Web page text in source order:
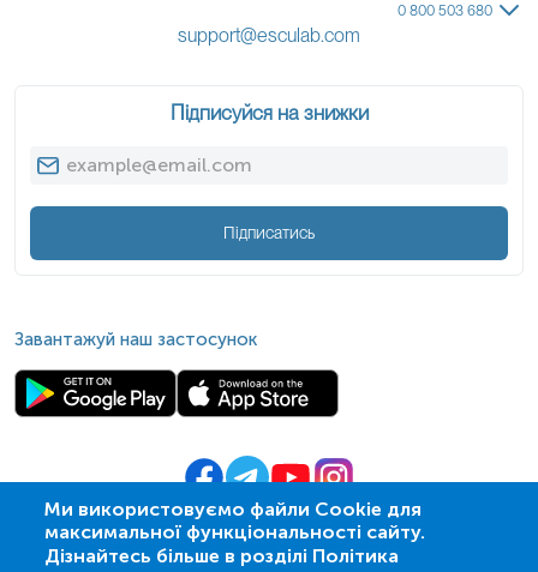
Ми використовуємо файли Cookie для
максимальної функціональності сайту.
Дізнайтесь більше в розділі Політика
0 800 503 680
support@esculab.com
Підписуйся на знижки
Підписатись
Завантажуй наш застосунок
© 2009- 2026 | ПСМЛ «Ескулаб»